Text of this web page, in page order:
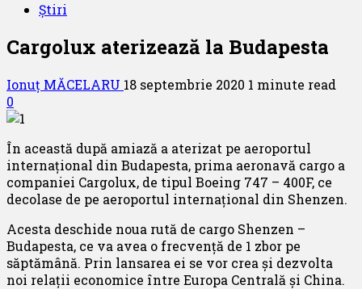
Știri
Cargolux aterizează la Budapesta
Ionuț MĂCELARU 18 septembrie 2020 1 minute read
0
În această după amiază a aterizat pe aeroportul
internațional din Budapesta, prima aeronavă cargo a
companiei Cargolux, de tipul Boeing 747 – 400F, ce
decolase de pe aeroportul internațional din Shenzen.
Acesta deschide noua rută de cargo Shenzen –
Budapesta, ce va avea o frecvență de 1 zbor pe
săptămână. Prin lansarea ei se vor crea și dezvolta
noi relații economice între Europa Centrală și China.